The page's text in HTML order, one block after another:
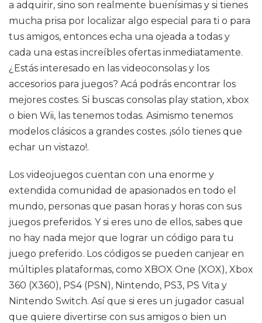
a adquirir, sino son realmente buenísimas y si tienes
mucha prisa por localizar algo especial para ti o para
tus amigos, entonces echa una ojeada a todas y
cada una estas increíbles ofertas inmediatamente.
¿Estás interesado en las videoconsolas y los
accesorios para juegos? Acá podrás encontrar los
mejores costes. Si buscas consolas play station, xbox
o bien Wii, las tenemos todas. Asimismo tenemos
modelos clásicos a grandes costes. ¡sólo tienes que
echar un vistazo!.
Los videojuegos cuentan con una enorme y
extendida comunidad de apasionados en todo el
mundo, personas que pasan horas y horas con sus
juegos preferidos. Y si eres uno de ellos, sabes que
no hay nada mejor que lograr un código para tu
juego preferido. Los códigos se pueden canjear en
múltiples plataformas, como XBOX One (XOX), Xbox
360 (X360), PS4 (PSN), Nintendo, PS3, PS Vita y
Nintendo Switch. Así que si eres un jugador casual
que quiere divertirse con sus amigos o bien un